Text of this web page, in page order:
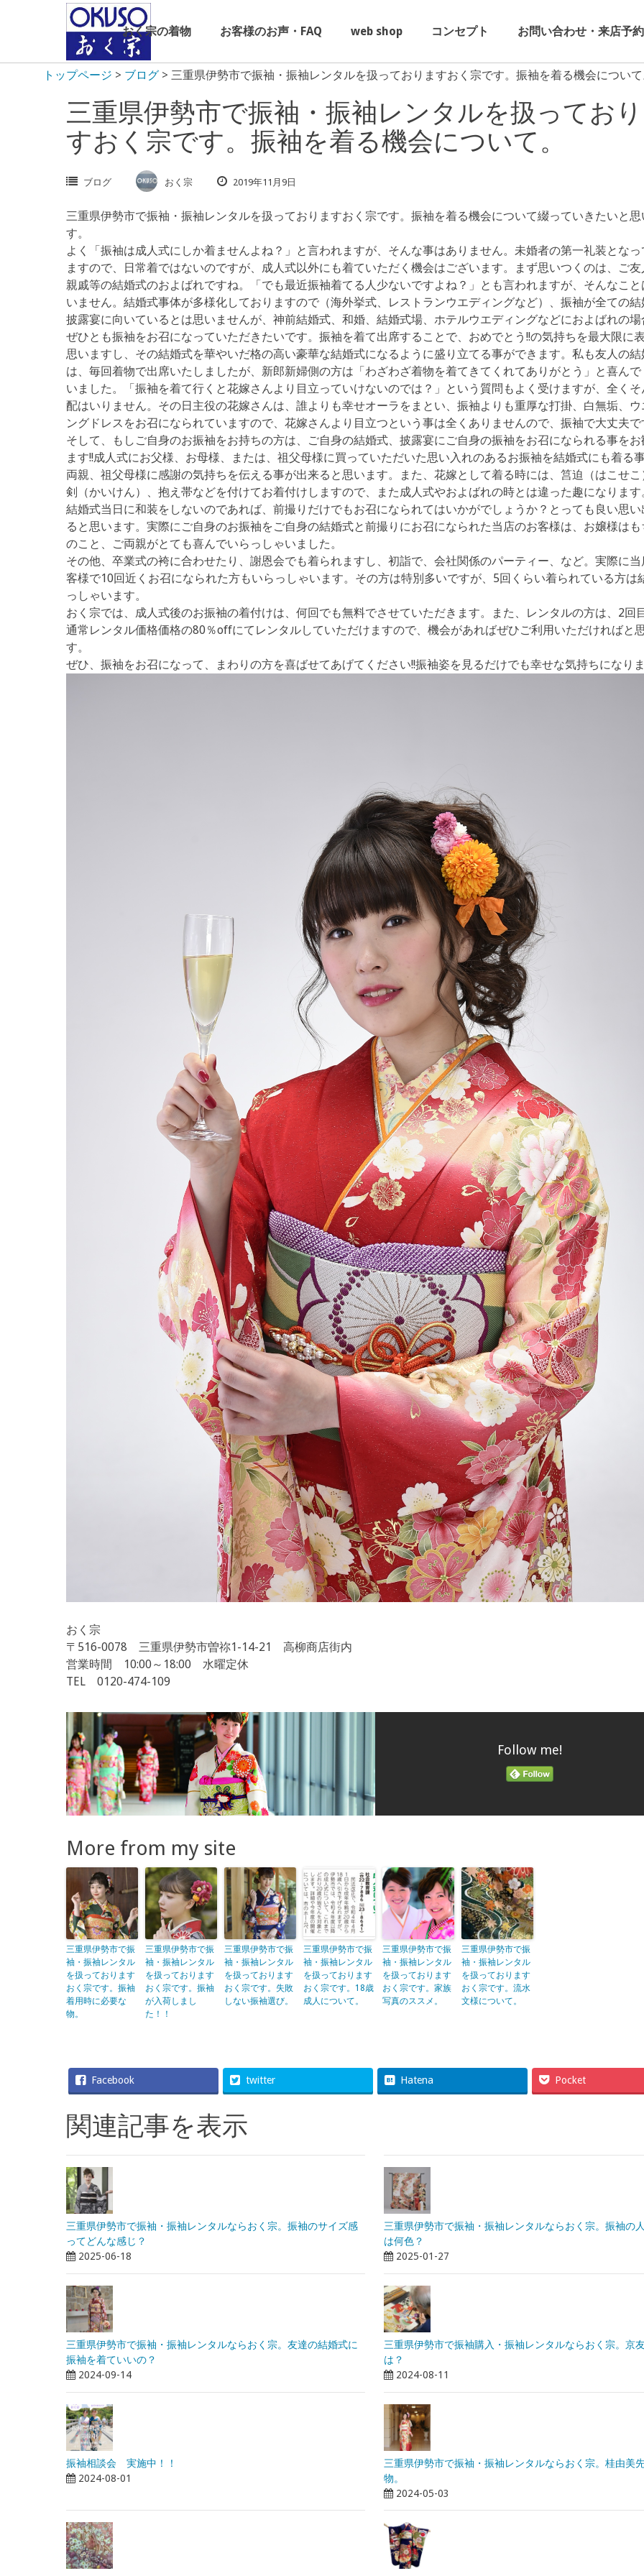
おく宗の着物 お客様のお声・FAQ web shop コンセプト お問い合わせ・来店予約
トップページ > ブログ > 三重県伊勢市で振袖・振袖レンタルを扱っておりますおく宗です。振袖を着る機会につい
三重県伊勢市で振袖・振袖レンタルを扱ってお
すおく宗です。振袖を着る機会について。
ブログ おく宗 2019年11月9日
三重県伊勢市で振袖・振袖レンタルを扱っておりますおく宗です。振袖を着る機会について綴っていきたいと思
す。
よく「振袖は成人式にしか着ませんよね？」と言われますが、そんな事はありません。未婚者の第一礼装とな
ますので、日常着ではないのですが、成人式以外にも着ていただく機会はございます。まず思いつくのは、ご
親戚等の結婚式のおよばれですね。「でも最近振袖着てる人少ないですよね？」とも言われますが、そんなこと
いません。結婚式事体が多様化しておりますので（海外挙式、レストランウエディングなど）、振袖が全ての
披露宴に向いているとは思いませんが、神前結婚式、和婚、結婚式場、ホテルウエディングなどにおよばれの場
ぜひとも振袖をお召になっていただきたいです。振袖を着て出席することで、おめでとう!!の気持ちを最大限に
思いますし、その結婚式を華やいだ格の高い豪華な結婚式になるように盛り立てる事ができます。私も友人の結
は、毎回着物で出席いたしましたが、新郎新婦側の方は「わざわざ着物を着てきてくれてありがとう」と喜ん
いました。「振袖を着て行くと花嫁さんより目立っていけないのでは？」という質問もよく受けますが、全く
配はいりません。その日主役の花嫁さんは、誰よりも幸せオーラをまとい、振袖よりも重厚な打掛、白無垢、ウ
ングドレスをお召になられていますので、花嫁さんより目立つという事は全くありませんので、振袖で大丈夫で
そして、もしご自身のお振袖をお持ちの方は、ご自身の結婚式、披露宴にご自身の振袖をお召になられる事を
ます!!成人式にお父様、お母様、または、祖父母様に買っていただいた思い入れのあるお振袖を結婚式にも着る
両親、祖父母様に感謝の気持ちを伝える事が出来ると思います。また、花嫁として着る時には、筥迫（はこせ
剣（かいけん）、抱え帯などを付けてお着付けしますので、また成人式やおよばれの時とは違った趣になります
結婚式当日に和装をしないのであれば、前撮りだけでもお召になられてはいかがでしょうか？とっても良い思い
ると思います。実際にご自身のお振袖をご自身の結婚式と前撮りにお召になられた当店のお客様は、お嬢様は
のこと、ご両親がとても喜んでいらっしゃいました。
その他、卒業式の袴に合わせたり、謝恩会でも着られますし、初詣で、会社関係のパーティー、など。実際に
客様で10回近くお召になられた方もいらっしゃいます。その方は特別多いですが、5回くらい着られている方は
っしゃいます。
おく宗では、成人式後のお振袖の着付けは、何回でも無料でさせていただきます。また、レンタルの方は、2回
通常レンタル価格価格の80％offにてレンタルしていただけますので、機会があればぜひご利用いただければと
す。
ぜひ、振袖をお召になって、まわりの方を喜ばせてあげてください!!振袖姿を見るだけでも幸せな気持ちになり
おく宗
〒516-0078 三重県伊勢市曽祢1-14-21 高柳商店街内
営業時間 10:00～18:00 水曜定休
TEL 0120-474-109
Follow me!
More from my site
三重県伊勢市で振
袖・振袖レンタル
を扱っております
おく宗です。振袖
着用時に必要な
物。
三重県伊勢市で振
袖・振袖レンタル
を扱っております
おく宗です。振袖
が入荷しまし
た！！
三重県伊勢市で振
袖・振袖レンタル
を扱っております
おく宗です。失敗
しない振袖選び。
三重県伊勢市で振
袖・振袖レンタル
を扱っております
おく宗です。18歳
成人について。
三重県伊勢市で振
袖・振袖レンタル
を扱っております
おく宗です。家族
写真のススメ。
三重県伊勢市で振
袖・振袖レンタル
を扱っております
おく宗です。流水
文様について。
Facebook twitter Hatena Pocket
関連記事を表示
三重県伊勢市で振袖・振袖レンタルならおく宗。振袖のサイズ感
ってどんな感じ？
2025-06-18
三重県伊勢市で振袖・振袖レンタルならおく宗。振袖の
は何色？
2025-01-27
三重県伊勢市で振袖・振袖レンタルならおく宗。友達の結婚式に
振袖を着ていいの？
2024-09-14
三重県伊勢市で振袖購入・振袖レンタルならおく宗。京
は？
2024-08-11
振袖相談会 実施中！！
2024-08-01
三重県伊勢市で振袖・振袖レンタルならおく宗。桂由美
物。
2024-05-03